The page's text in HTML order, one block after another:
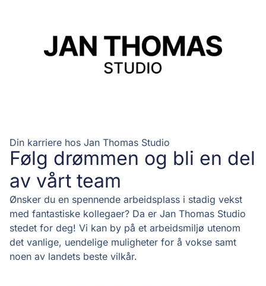
Din karriere hos Jan Thomas Studio
Følg drømmen og bli en del
av vårt team
Ønsker du en spennende arbeidsplass i stadig vekst
med fantastiske kollegaer? Da er Jan Thomas Studio
stedet for deg! Vi kan by på et arbeidsmiljø utenom
det vanlige, uendelige muligheter for å vokse samt
noen av landets beste vilkår.